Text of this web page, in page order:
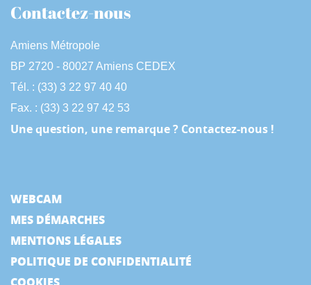
Contactez-nous
Amiens Métropole
BP 2720 - 80027 Amiens CEDEX
Tél. : (33) 3 22 97 40 40
Fax. : (33) 3 22 97 42 53
Une question, une remarque ? Contactez-nous !
WEBCAM
MES DÉMARCHES
MENTIONS LÉGALES
POLITIQUE DE CONFIDENTIALITÉ
COOKIES